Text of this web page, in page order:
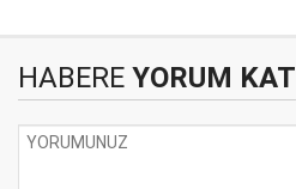
HABERE YORUM KAT